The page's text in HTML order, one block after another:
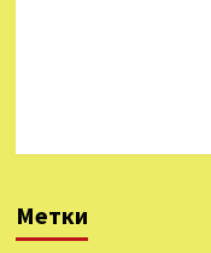
Метки